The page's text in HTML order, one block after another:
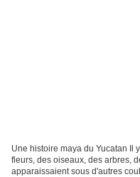
Une histoire maya du Yucatan Il
fleurs, des oiseaux, des arbres,
apparaissaient sous d'autres